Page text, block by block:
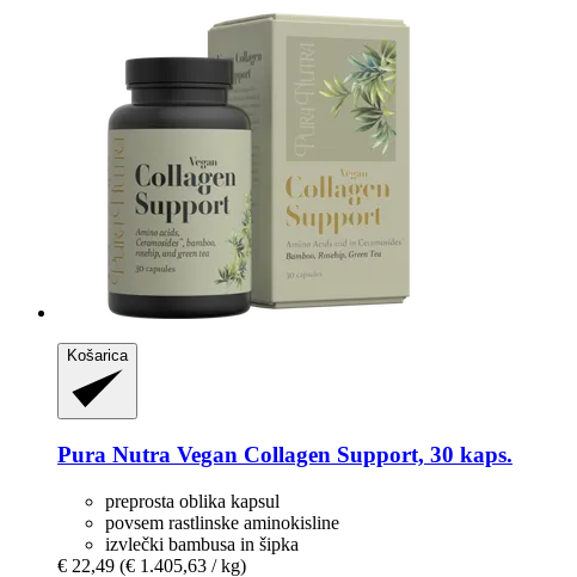
Košarica
Pura Nutra Vegan Collagen Support, 30 kaps.
preprosta oblika kapsul
povsem rastlinske aminokisline
izvlečki bambusa in šipka
€ 22,49 (€ 1.405,63 / kg)